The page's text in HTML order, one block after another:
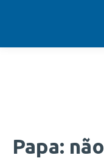
Papa: